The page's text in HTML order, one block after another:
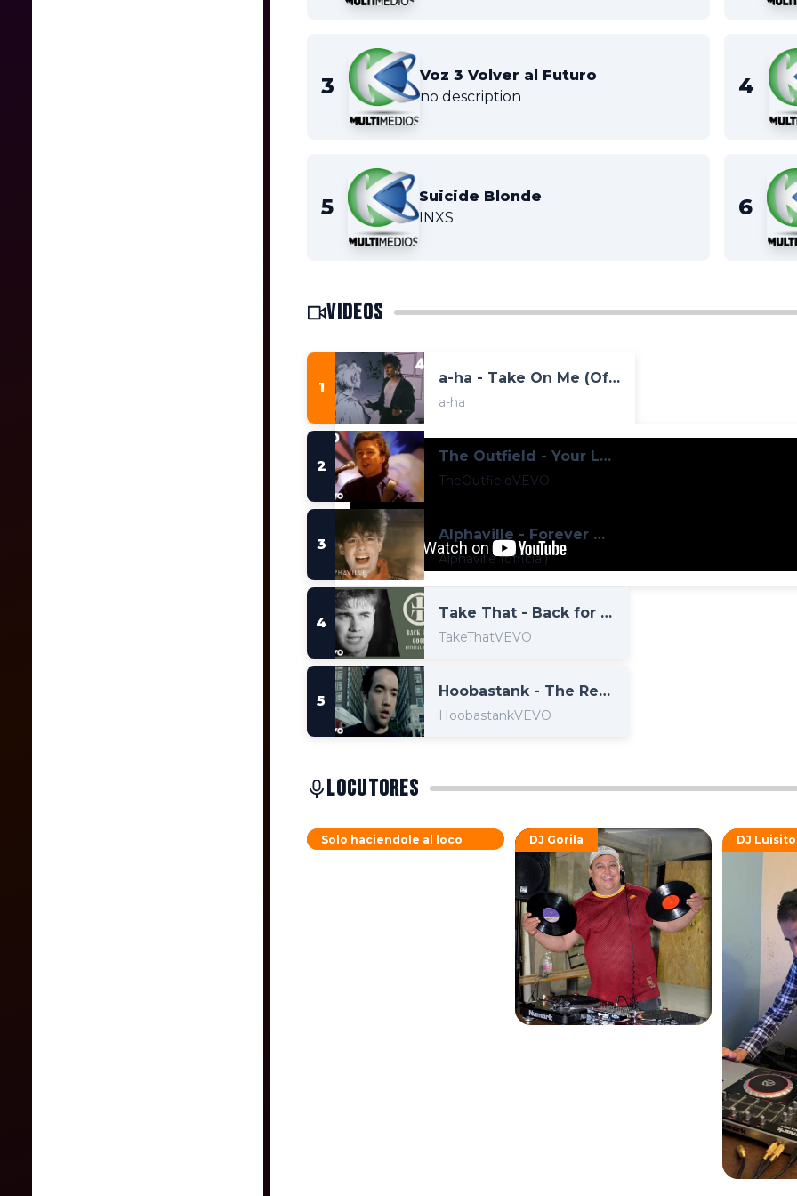
Voz 3 Volver al Futuro
no description
Suicide Blonde
INXS
VIDEOS
a-ha - Take On Me (Official Video) [4K]
a-ha
The Outfield - Your Love (Official HD Video)
TheOutfieldVEVO
Alphaville - Forever Young (Official Video HD)
Alphaville (official)
Take That - Back for Good (Official Video)
TakeThatVEVO
Hoobastank - The Reason (Official Music Video)
HoobastankVEVO
LOCUTORES
Solo haciendole al loco DJ Gorila DJ